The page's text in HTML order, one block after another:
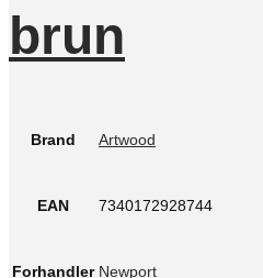
brun
Brand Artwood
EAN 7340172928744
Forhandler Newport